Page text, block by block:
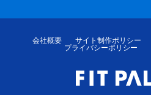
会社概要 サイト制作ポリシー
プライバシーポリシー